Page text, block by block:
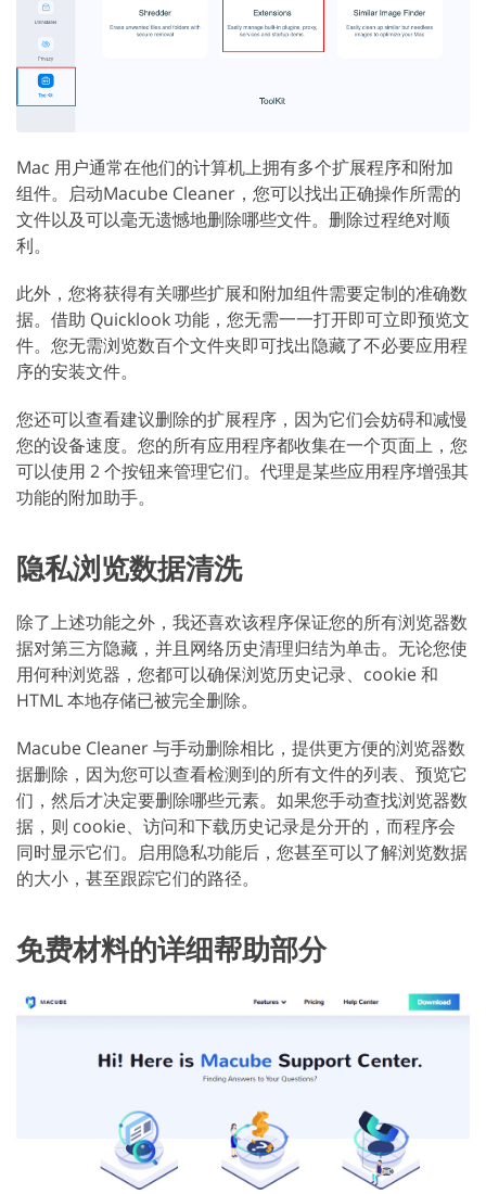
Mac 用户通常在他们的计算机上拥有多个扩展程序和附加
组件。启动Macube Cleaner，您可以找出正确操作所需的
文件以及可以毫无遗憾地删除哪些文件。删除过程绝对顺
利。
此外，您将获得有关哪些扩展和附加组件需要定制的准确数
据。借助 Quicklook 功能，您无需一一打开即可立即预览文
件。您无需浏览数百个文件夹即可找出隐藏了不必要应用程
序的安装文件。
您还可以查看建议删除的扩展程序，因为它们会妨碍和减慢
您的设备速度。您的所有应用程序都收集在一个页面上，您
可以使用 2 个按钮来管理它们。代理是某些应用程序增强其
功能的附加助手。
隐私浏览数据清洗
除了上述功能之外，我还喜欢该程序保证您的所有浏览器数
据对第三方隐藏，并且网络历史清理归结为单击。无论您使
用何种浏览器，您都可以确保浏览历史记录、cookie 和
HTML 本地存储已被完全删除。
Macube Cleaner 与手动删除相比，提供更方便的浏览器数
据删除，因为您可以查看检测到的所有文件的列表、预览它
们，然后才决定要删除哪些元素。如果您手动查找浏览器数
据，则 cookie、访问和下载历史记录是分开的，而程序会
同时显示它们。启用隐私功能后，您甚至可以了解浏览数据
的大小，甚至跟踪它们的路径。
免费材料的详细帮助部分